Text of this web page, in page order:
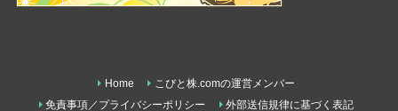
Home
こびと株.comの運営メンバー
免責事項／プライバシーポリシー
外部送信規律に基づく表記